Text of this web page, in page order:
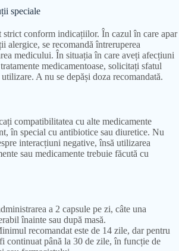
speciale
strict conform indicațiilor. În cazul în care apar
alergice, se recomandă întreruperea
medicului. În situația în care aveți afecțiuni
medicamentoase, solicitați sfatul
A nu se depăși doza recomandată.
compatibilitatea cu alte medicamente
în special cu antibiotice sau diuretice. Nu
interacțiuni negative, însă utilizarea
sau medicamente trebuie făcută cu
a 2 capsule pe zi, câte una
înainte sau după masă.
recomandat este de 14 zile, dar pentru
continuat până la 30 de zile, în funcție de